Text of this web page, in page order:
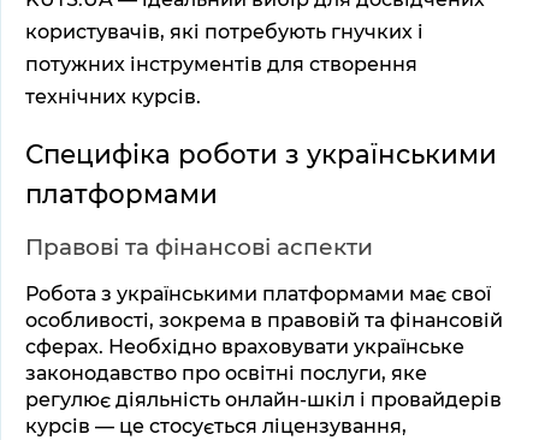
користувачів, які потребують гнучких і
потужних інструментів для створення
технічних курсів.
Специфіка роботи з українськими
платформами
Правові та фінансові аспекти
Робота з українськими платформами має свої
особливості, зокрема в правовій та фінансовій
сферах. Необхідно враховувати українське
законодавство про освітні послуги, яке
регулює діяльність онлайн-шкіл і провайдерів
курсів — це стосується ліцензування,